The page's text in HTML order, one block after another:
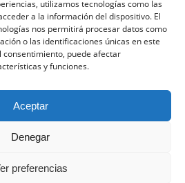
utilizamos tecnologías como las
a la información del dispositivo. El
nos permitirá procesar datos como
o las identificaciones únicas en este
puede afectar
y funciones.
Aceptar
Denegar
preferencias
un servicio más personalizado.
implica la aceptación de nuestra
el enlace para mayor información.